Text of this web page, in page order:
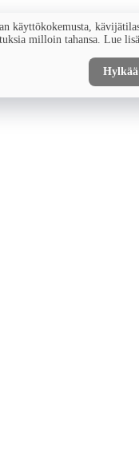
käyttökokemusta,
milloin tahansa. Lue
Hylkää